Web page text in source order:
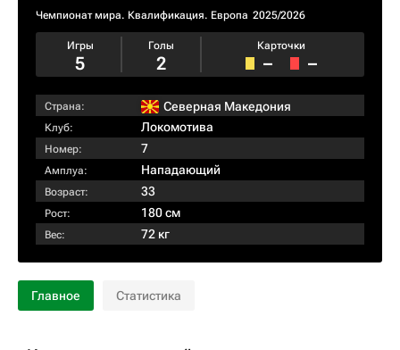
Чемпионат мира. Квалификация. Европа 2025/2026
Игры
5
Голы
2
Карточки
– –
Страна: Северная Македония
Клуб: Локомотива
Номер: 7
Амплуа: Нападающий
Возраст: 33
Рост: 180 см
Вес: 72 кг
Главное Статистика